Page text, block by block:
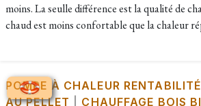
moins. La seulle différence est la qualité de
chaud est moins confortable que la chaleur
POMPE À CHALEUR RENTABILITÉ
AU PELLET
CHAUFFAGE BOIS